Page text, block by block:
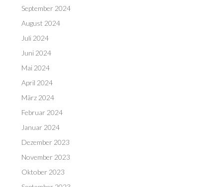
September 2024
August 2024
Juli 2024
Juni 2024
Mai 2024
April 2024
März 2024
Februar 2024
Januar 2024
Dezember 2023
November 2023
Oktober 2023